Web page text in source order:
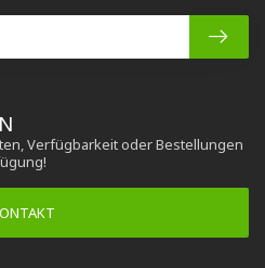
Verfügbarkeit oder Bestellungen